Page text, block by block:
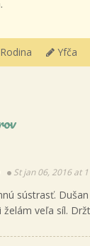
Rodina Yfča
St jan 06, 2016 at
sústrasť.
želám veľa síl.